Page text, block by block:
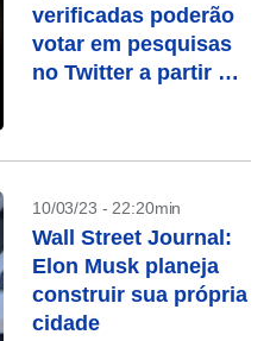
verificadas poderão
votar em pesquisas
no Twitter a partir de
10/03/23 - 22:20min
Wall Street Journal:
Elon Musk planeja
construir sua própria
cidade